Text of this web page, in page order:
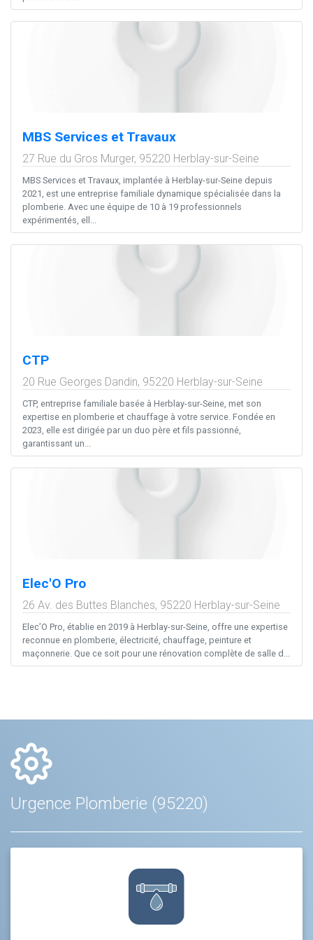
MBS Services et Travaux
27 Rue du Gros Murger, 95220 Herblay-sur-Seine
MBS Services et Travaux, implantée à Herblay-sur-Seine depuis
2021, est une entreprise familiale dynamique spécialisée dans la
plomberie. Avec une équipe de 10 à 19 professionnels
expérimentés, ell...
CTP
20 Rue Georges Dandin, 95220 Herblay-sur-Seine
CTP, entreprise familiale basée à Herblay-sur-Seine, met son
expertise en plomberie et chauffage à votre service. Fondée en
2023, elle est dirigée par un duo père et fils passionné,
garantissant un...
Elec'O Pro
26 Av. des Buttes Blanches, 95220 Herblay-sur-Seine
Elec’O Pro, établie en 2019 à Herblay-sur-Seine, offre une expertise
reconnue en plomberie, électricité, chauffage, peinture et
maçonnerie. Que ce soit pour une rénovation complète de salle d...
Urgence Plomberie (95220)